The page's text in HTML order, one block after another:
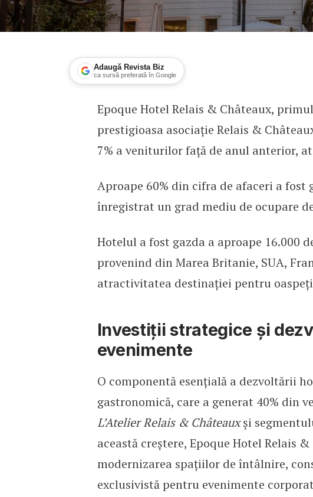
Adaugă Revista Biz
ca sursă preferată în Google
Epoque Hotel Relais &
Epoque Hotel Relais & Châteaux,
prestigioasa asociație Relais &
7% a veniturilor față de anul anterior,
Aproape 60% din cifra de afaceri a fost
înregistrat un grad mediu de ocupare
Hotelul a fost gazda a aproape 16.000
provenind din Marea Britanie, SUA,
atractivitatea destinației pentru
Investiții strategice și
evenimente
O componentă esențială a dezvoltării
gastronomică, care a generat 40%
L’Atelier Relais & Châteauxși
această creștere, Epoque Hotel Relais
modernizarea spațiilor de întâlnire,
exclusivistă pentru evenimente